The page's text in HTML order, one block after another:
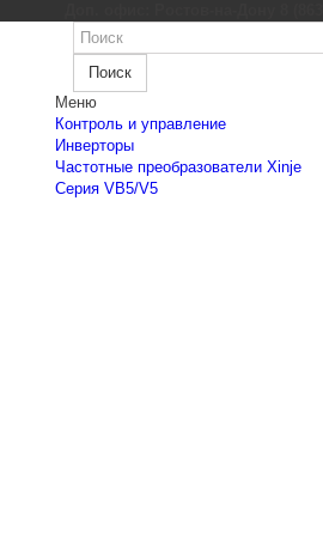
Поиск
Меню
Контроль и управление
Инверторы
Частотные преобразователи Xinje
Cерия VB5/V5